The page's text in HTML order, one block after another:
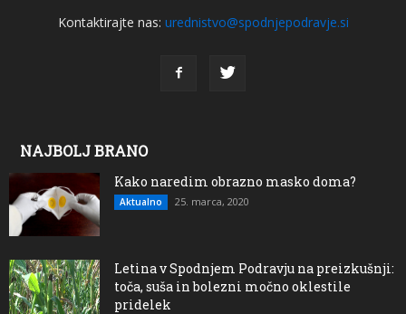
Kontaktirajte nas: urednistvo@spodnjepodravje.si
NAJBOLJ BRANO
Kako naredim obrazno masko doma?
Aktualno 25. marca, 2020
Letina v Spodnjem Podravju na preizkušnji:
toča, suša in bolezni močno oklestile
pridelek